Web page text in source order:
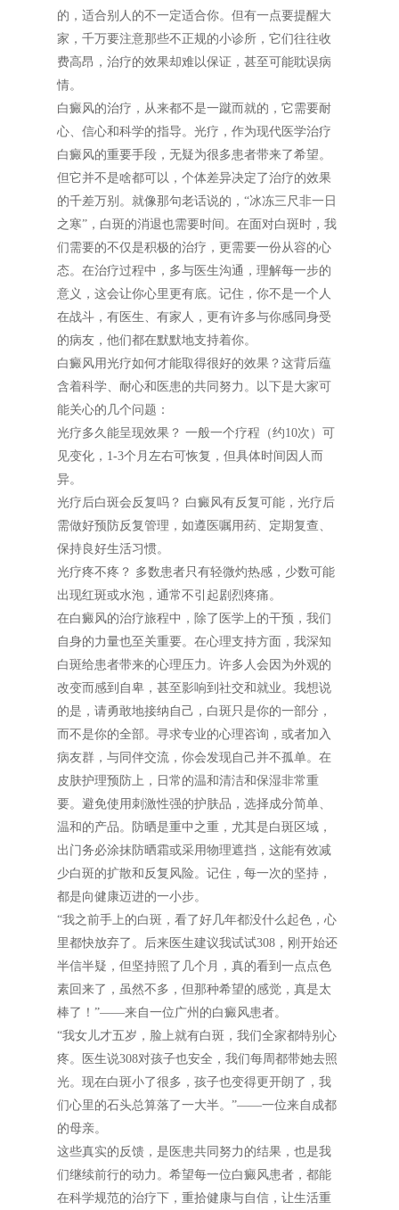
的，适合别人的不一定适合你。但有一点要提醒大
家，千万要注意那些不正规的小诊所，它们往往收
费高昂，治疗的效果却难以保证，甚至可能耽误病
情。
白癜风的治疗，从来都不是一蹴而就的，它需要耐
心、信心和科学的指导。光疗，作为现代医学治疗
白癜风的重要手段，无疑为很多患者带来了希望。
但它并不是啥都可以，个体差异决定了治疗的效果
的千差万别。就像那句老话说的，“冰冻三尺非一日
之寒”，白斑的消退也需要时间。在面对白斑时，我
们需要的不仅是积极的治疗，更需要一份从容的心
态。在治疗过程中，多与医生沟通，理解每一步的
意义，这会让你心里更有底。记住，你不是一个人
在战斗，有医生、有家人，更有许多与你感同身受
的病友，他们都在默默地支持着你。
白癜风用光疗如何才能取得很好的效果？这背后蕴
含着科学、耐心和医患的共同努力。以下是大家可
能关心的几个问题：
光疗多久能呈现效果？ 一般一个疗程（约10次）可
见变化，1-3个月左右可恢复，但具体时间因人而
异。
光疗后白斑会反复吗？ 白癜风有反复可能，光疗后
需做好预防反复管理，如遵医嘱用药、定期复查、
保持良好生活习惯。
光疗疼不疼？ 多数患者只有轻微灼热感，少数可能
出现红斑或水泡，通常不引起剧烈疼痛。
在白癜风的治疗旅程中，除了医学上的干预，我们
自身的力量也至关重要。在心理支持方面，我深知
白斑给患者带来的心理压力。许多人会因为外观的
改变而感到自卑，甚至影响到社交和就业。我想说
的是，请勇敢地接纳自己，白斑只是你的一部分，
而不是你的全部。寻求专业的心理咨询，或者加入
病友群，与同伴交流，你会发现自己并不孤单。在
皮肤护理预防上，日常的温和清洁和保湿非常重
要。避免使用刺激性强的护肤品，选择成分简单、
温和的产品。防晒是重中之重，尤其是白斑区域，
出门务必涂抹防晒霜或采用物理遮挡，这能有效减
少白斑的扩散和反复风险。记住，每一次的坚持，
都是向健康迈进的一小步。
“我之前手上的白斑，看了好几年都没什么起色，心
里都快放弃了。后来医生建议我试试308，刚开始还
半信半疑，但坚持照了几个月，真的看到一点点色
素回来了，虽然不多，但那种希望的感觉，真是太
棒了！”——来自一位广州的白癜风患者。
“我女儿才五岁，脸上就有白斑，我们全家都特别心
疼。医生说308对孩子也安全，我们每周都带她去照
光。现在白斑小了很多，孩子也变得更开朗了，我
们心里的石头总算落了一大半。”——一位来自成都
的母亲。
这些真实的反馈，是医患共同努力的结果，也是我
们继续前行的动力。希望每一位白癜风患者，都能
在科学规范的治疗下，重拾健康与自信，让生活重